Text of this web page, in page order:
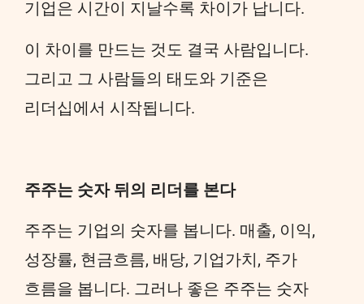
기업은 시간이 지날수록 차이가 납니다.
이 차이를 만드는 것도 결국 사람입니다.
그리고 그 사람들의 태도와 기준은
리더십에서 시작됩니다.
주주는 숫자 뒤의 리더를 본다
주주는 기업의 숫자를 봅니다. 매출, 이익,
성장률, 현금흐름, 배당, 기업가치, 주가
흐름을 봅니다. 그러나 좋은 주주는 숫자